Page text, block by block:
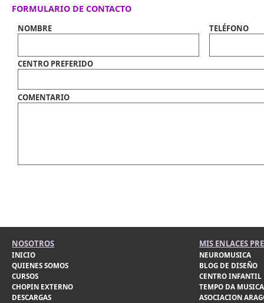
FORMULARIO DE CONTACTO
NOMBRE TELÉFONO
CENTRO PREFERIDO
COMENTARIO
NOSOTROS
INICIO
QUIENES SOMOS
CURSOS
CHOPIN EXTERNO
DESCARGAS
MIS ENLACES
NEUROMUSICA
BLOG DE DISEÑO
CENTRO INFANTIL
TEMPO DA
ASOCIACION